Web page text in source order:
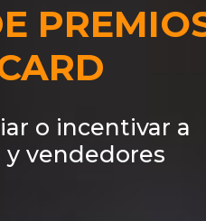
o incentivar a
vendedores